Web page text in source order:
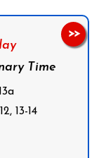
Time
13-14
>>